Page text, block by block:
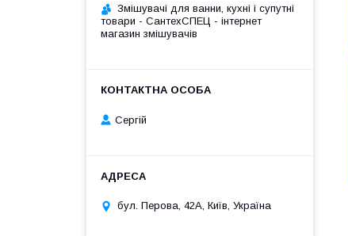
Змішувачі для ванни, кухні і супутні
товари - СантехСПЕЦ - інтернет
магазин змішувачів
Сергій
бул. Перова, 42А, Київ, Україна